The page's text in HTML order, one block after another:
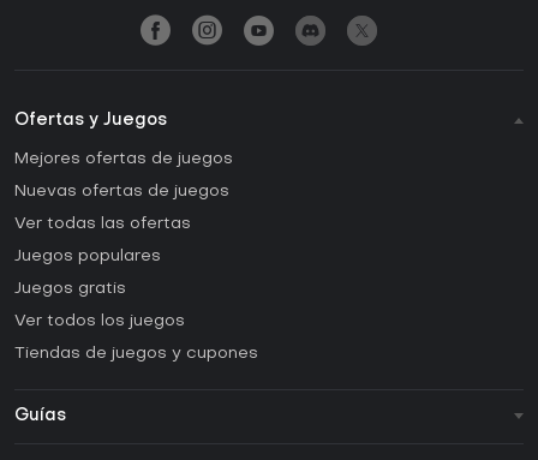
Ofertas y Juegos
Mejores ofertas de juegos
Nuevas ofertas de juegos
Ver todas las ofertas
Juegos populares
Juegos gratis
Ver todos los juegos
Tiendas de juegos y cupones
Guías